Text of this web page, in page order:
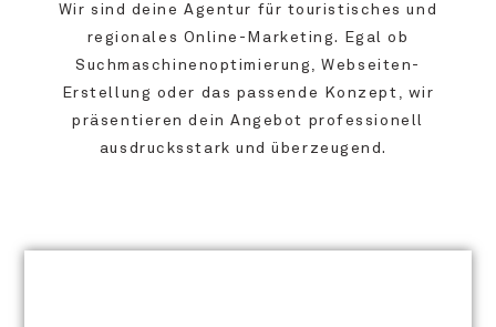
Wir sind deine Agentur für touristisches und
regionales Online-Marketing.
Egal ob
Suchmaschinenoptimierung, Webseiten-
Erstellung oder das passende Konzept , wir
präsentieren dein Angebot professionell
ausdrucksstark und überzeugend.